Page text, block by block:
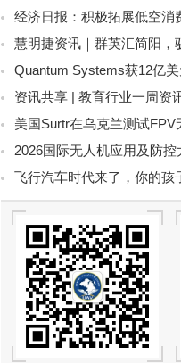
经济日报：积极拓展低空消
慧明捷资讯｜群英汇简阳，
无人机执照专项培训圆满开训
Quantum Systems获12亿
机 资讯共享 | 教育行业一周资
美国Surtr在乌克兰测试
融合成为反无人机新方向
2026国际无人机应用及防
空经济新发展
飞行汽车时代来了，你的孩